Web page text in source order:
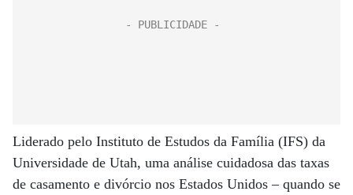
Liderado pelo Instituto de Estudos da Família (IFS) da
Universidade de Utah, uma análise cuidadosa das taxas
de casamento e divórcio nos Estados Unidos – quando se